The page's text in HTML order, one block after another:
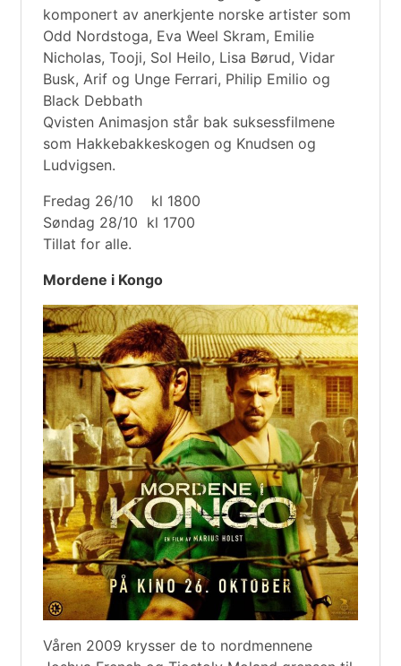
komponert av anerkjente norske artister som
Odd Nordstoga, Eva Weel Skram, Emilie
Nicholas, Tooji, Sol Heilo, Lisa Børud, Vidar
Busk, Arif og Unge Ferrari, Philip Emilio og
Black Debbath
Qvisten Animasjon står bak suksessfilmene
som Hakkebakkeskogen og Knudsen og
Ludvigsen.
Fredag 26/10 kl 1800
Søndag 28/10 kl 1700
Tillat for alle.
Mordene i Kongo
Våren 2009 krysser de to nordmennene